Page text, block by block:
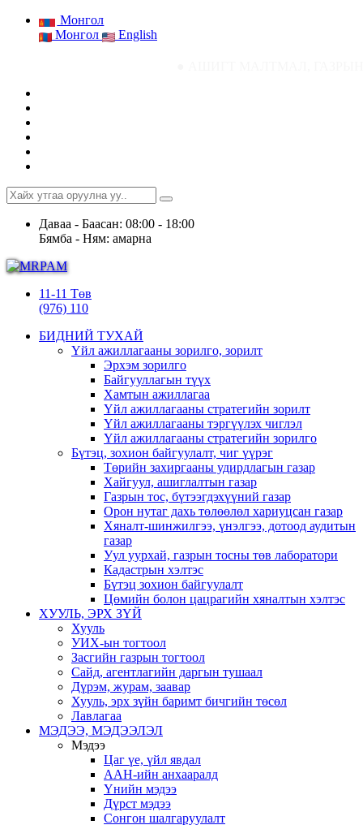
Монгол
Монгол
English
Даваа - Баасан: 08:00 - 18:00
Бямба - Ням: амарна
11-11 Төв
(976) 110
БИДНИЙ ТУХАЙ
Үйл ажиллагааны зорилго, зорилт
Эрхэм зорилго
Байгууллагын түүх
Хамтын ажиллагаа
Үйл ажиллагааны стратегийн зорилт
Үйл ажиллагааны тэргүүлэх чиглэл
Үйл ажиллагааны стратегийн зорилго
Бүтэц, зохион байгуулалт, чиг үүрэг
Төрийн захиргааны удирдлагын газар
Хайгуул, ашиглалтын газар
Газрын тос, бүтээгдэхүүний газар
Орон нутаг дахь төлөөлөл хариуцсан газар
Хяналт-шинжилгээ, үнэлгээ, дотоод аудитын
газар
Уул уурхай, газрын тосны төв лаборатори
Кадастрын хэлтэс
Бүтэц зохион байгуулалт
Цөмийн болон цацрагийн хяналтын хэлтэс
ХУУЛЬ, ЭРХ ЗҮЙ
Хууль
УИХ-ын тогтоол
Засгийн газрын тогтоол
Сайд, агентлагийн даргын тушаал
Дүрэм, журам, заавар
Хууль, эрх зүйн баримт бичгийн төсөл
Лавлагаа
МЭДЭЭ, МЭДЭЭЛЭЛ
Мэдээ
Цаг үе, үйл явдал
ААН-ийн анхааралд
Үнийн мэдээ
Дүрст мэдээ
Сонгон шалгаруулалт